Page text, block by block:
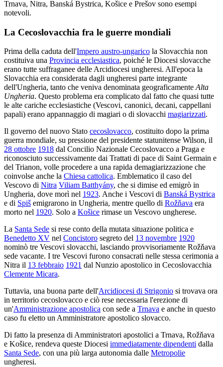
Trnava, Nitra, Banská Bystrica, Košice e Prešov sono esempi
notevoli.
La Cecoslovacchia fra le guerre mondiali
Prima della caduta dell'Impero austro-ungarico la Slovacchia non
costituiva una Provincia ecclesiastica, poiché le Diocesi slovacche
erano tutte suffraganee delle Arcidiocesi ungheresi. All'epoca la
Slovacchia era considerata dagli ungheresi parte integrante
dell'Ungheria, tanto che veniva denominata geograficamenteAlta
Ungheria. Questo problema era complicato dal fatto che quasi tutte
le alte cariche ecclesiastiche (Vescovi, canonici, decani, cappellani
papali) erano appannaggio di magiari o di slovacchi magiarizzati.
Il governo del nuovo Stato cecoslovacco, costituito dopo la prima
guerra mondiale, su pressione del presidente statunitense Wilson, il
28 ottobre 1918 dal Concilio Nazionale Cecoslovacco a Praga e
riconosciuto successivamente dai Trattati di pace di Saint Germain e
del Trianon, volle procedere a una rapida demagiarizzazione che
coinvolse anche la Chiesa cattolica. Emblematico il caso del
Vescovo di Nitra Viliam Batthyány, che si dimise ed emigrò in
Ungheria, dove morì nel 1923. Anche i Vescovi di Banská Bystrica
e di Spiš emigrarono in Ungheria, mentre quello di Rožňava era
morto nel 1920. Solo a Košice rimase un Vescovo ungherese.
La Santa Sede si rese conto della mutata situazione politica e
Benedetto XV nel Concistoro segreto del 13 novembre 1920
nominò tre Vescovi slovacchi, lasciando provvisoriamente Rožňava
sede vacante. I tre Vescovi furono consacrati nelle stessa cerimonia a
Nitra il 13 febbraio 1921 dal Nunzio apostolico in Cecoslovacchia
Clemente Micara.
Tuttavia, una buona parte dell'Arcidiocesi di Strigonio si trovava ora
in territorio cecoslovacco e ciò rese necessaria l'erezione di
un'Amministrazione apostolica con sede a Trnava e anche in questo
caso fu eletto un Amministratore apostolico slovacco.
Di fatto la presenza di Amministratori apostolici a Trnava, Rožňava
e Košice, rendeva queste Diocesi immediatamente dipendenti dalla
Santa Sede, con una più larga autonomia dalle Metropolie
ungheresi.